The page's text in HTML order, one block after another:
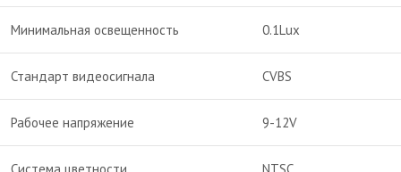
Минимальная освещенность 0.1Lux
Стандарт видеосигнала CVBS
Рабочее напряжение 9-12V